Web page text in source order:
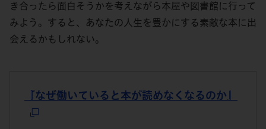
き合ったら面白そうかを考えながら本屋や図書館に行って
みよう。すると、あなたの人生を豊かにする素敵な本に出
会えるかもしれない。
『なぜ働いていると本が読めなくなるのか』